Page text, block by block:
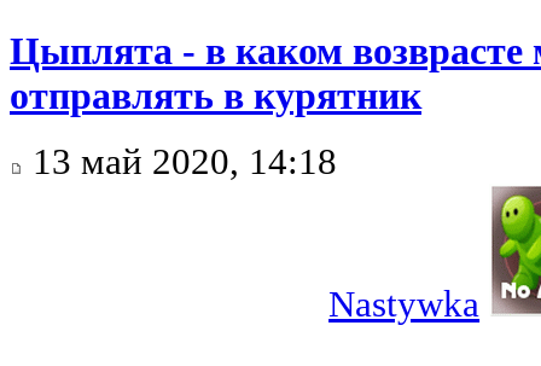
Цыплята - в каком
отправлять в курятник
13 май 2020, 14:18
Nastywka